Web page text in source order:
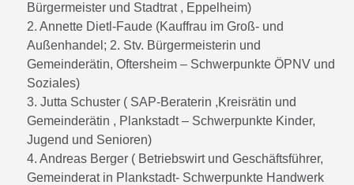
Bürgermeister und Stadtrat , Eppelheim)
2. Annette Dietl-Faude (Kauffrau im Groß- und
Außenhandel; 2. Stv. Bürgermeisterin und
Gemeinderätin, Oftersheim – Schwerpunkte ÖPNV und
Soziales)
3. Jutta Schuster ( SAP-Beraterin ,Kreisrätin und
Gemeinderätin , Plankstadt – Schwerpunkte Kinder,
Jugend und Senioren)
4. Andreas Berger ( Betriebswirt und Geschäftsführer,
Gemeinderat in Plankstadt- Schwerpunkte Handwerk